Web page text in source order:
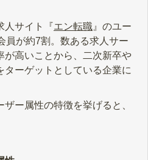
人サイト『エン転職 』のユー
員が約7割。数ある求人サー
が高いことから、二次新卒や
ターゲットとしている企業に
ー属性の特徴を挙げると、